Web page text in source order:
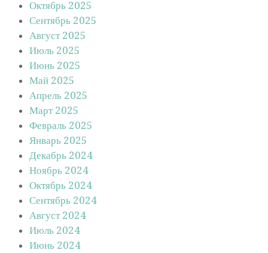
Октябрь 2025
Сентябрь 2025
Август 2025
Июль 2025
Июнь 2025
Май 2025
Апрель 2025
Март 2025
Февраль 2025
Январь 2025
Декабрь 2024
Ноябрь 2024
Октябрь 2024
Сентябрь 2024
Август 2024
Июль 2024
Июнь 2024